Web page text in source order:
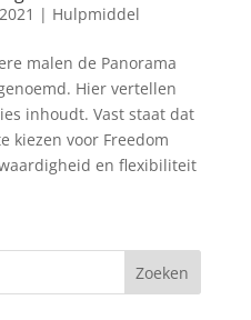
| Hulpmiddel
malen de Panorama
Hier vertellen
inhoudt. Vast staat dat
kiezen voor Freedom
en flexibiliteit